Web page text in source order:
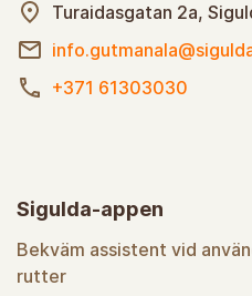
Turaidasgatan 2a,
+371 61303030
Sigulda-appen
Bekväm assistent vid
rutter